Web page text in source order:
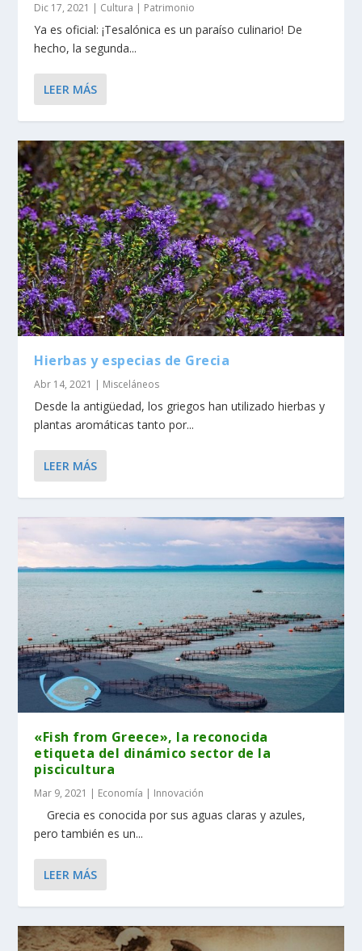
Dic 17, 2021 | Cultura | Patrimonio
Ya es oficial: ¡Tesalónica es un paraíso culinario! De
hecho, la segunda...
LEER MÁS
Hierbas y especias de Grecia
Abr 14, 2021 | Misceláneos
Desde la antigüedad, los griegos han utilizado hierbas y
plantas aromáticas tanto por...
LEER MÁS
«Fish from Greece», la reconocida
etiqueta del dinámico sector de la
piscicultura
Mar 9, 2021 | Economía | Innovación
Grecia es conocida por sus aguas claras y azules,
pero también es un...
LEER MÁS